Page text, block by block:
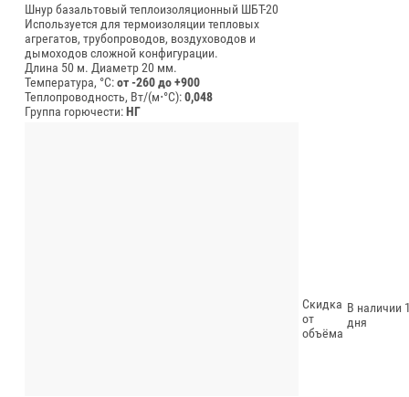
Шнур базальтовый теплоизоляционный ШБТ-20
Используется для термоизоляции тепловых
агрегатов, трубопроводов, воздуховодов и
дымоходов сложной конфигурации.
Длина 50 м. Диаметр 20 мм.
Температура, °C:от -260 до +900
Теплопроводность, Вт/(м⋅°С):0,048
Группа горючести:НГ
Скидка
от
объёма
В наличии
дня